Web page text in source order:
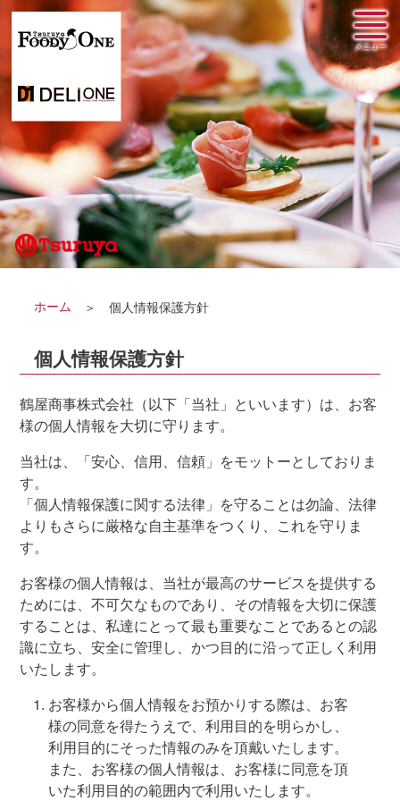
ホーム 個人情報保護方針
個人情報保護方針
鶴屋商事株式会社（以下「当社」といいます）は、お客
様の個人情報を大切に守ります。
当社は、「安心、信用、信頼」をモットーとしておりま
す。
「個人情報保護に関する法律」を守ることは勿論、法律
よりもさらに厳格な自主基準をつくり、これを守りま
す。
お客様の個人情報は、当社が最高のサービスを提供する
ためには、不可欠なものであり、その情報を大切に保護
することは、私達にとって最も重要なことであるとの認
識に立ち、安全に管理し、かつ目的に沿って正しく利用
いたします。
お客様から個人情報をお預かりする際は、お客
様の同意を得たうえで、利用目的を明らかし、
利用目的にそった情報のみを頂戴いたします。
また、お客様の個人情報は、お客様に同意を頂
いた利用目的の範囲内で利用いたします。